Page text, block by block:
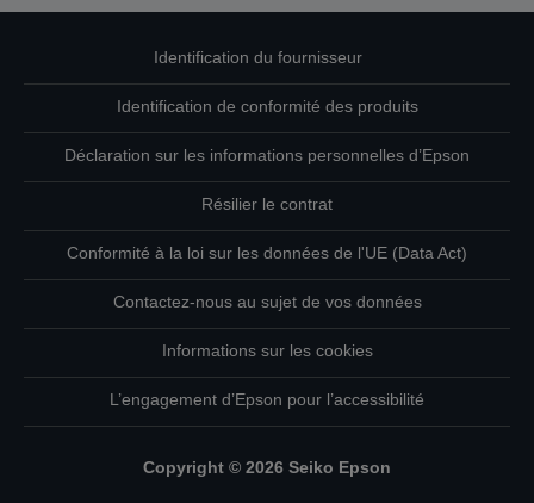
Identification du fournisseur
Identification de conformité des produits
Déclaration sur les informations personnelles d’Epson
Résilier le contrat
Conformité à la loi sur les données de l'UE (Data Act)
Contactez-nous au sujet de vos données
Informations sur les cookies
L’engagement d’Epson pour l’accessibilité
Copyright © 2026 Seiko Epson